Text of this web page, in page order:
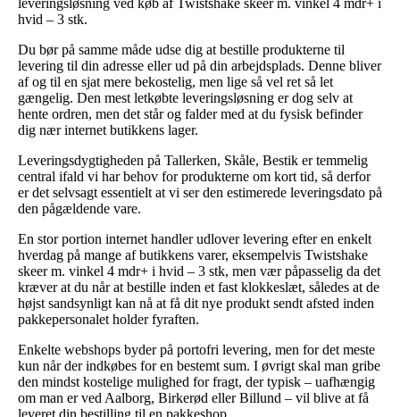
hvid – 3 stk.
Du bør på samme måde udse dig at bestille produkterne til
levering til din adresse eller ud på din arbejdsplads. Denne bliver
af og til en sjat mere bekostelig, men lige så vel ret så let
gængelig. Den mest letkøbte leveringsløsning er dog selv at
hente ordren, men det står og falder med at du fysisk befinder
dig nær internet butikkens lager.
Leveringsdygtigheden på Tallerken, Skåle, Bestik er temmelig
central ifald vi har behov for produkterne om kort tid, så derfor
er det selvsagt essentielt at vi ser den estimerede leveringsdato på
den pågældende vare.
En stor portion internet handler udlover levering efter en enkelt
hverdag på mange af butikkens varer, eksempelvis Twistshake
skeer m. vinkel 4 mdr+ i hvid – 3 stk, men vær påpasselig da det
kræver at du når at bestille inden et fast klokkeslæt, således at de
højst sandsynligt kan nå at få dit nye produkt sendt afsted inden
pakkepersonalet holder fyraften.
Enkelte webshops byder på portofri levering, men for det meste
kun når der indkøbes for en bestemt sum. I øvrigt skal man gribe
den mindst kostelige mulighed for fragt, der typisk – uafhængig
om man er ved Aalborg, Birkerød eller Billund – vil blive at få
leveret din bestilling til en pakkeshop.